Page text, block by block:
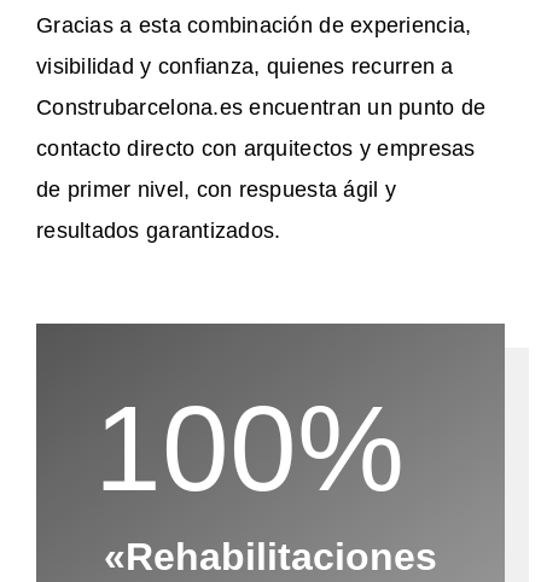
Gracias a esta combinación de experiencia,
visibilidad y confianza, quienes recurren a
Construbarcelona.es encuentran un punto de
contacto directo con arquitectos y empresas
de primer nivel, con respuesta ágil y
resultados garantizados.
100%
«Rehabilitaciones